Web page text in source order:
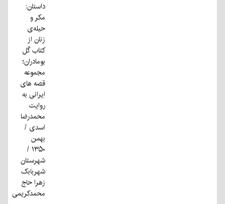
داستان:
مکر و
حیله‌ی
زنان از
کتاب گل
بومادران؛
مجموعه
قصه های
ایرانی به
روایت
محمدرضا
اسدی /
بهمن
۱۳۵۰ /
شهرستان
شهربابک
زهرا حاج
محمدکریمی